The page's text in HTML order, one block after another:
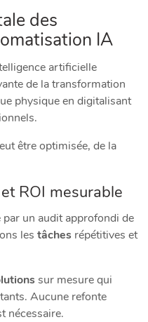
des
IA
artificielle
de la transformation
physique en digitalisant
être optimisée, de la
ROI mesurable
un audit approfondi de
les tâches répétitives et
sur mesure qui
Aucune refonte
nécessaire.